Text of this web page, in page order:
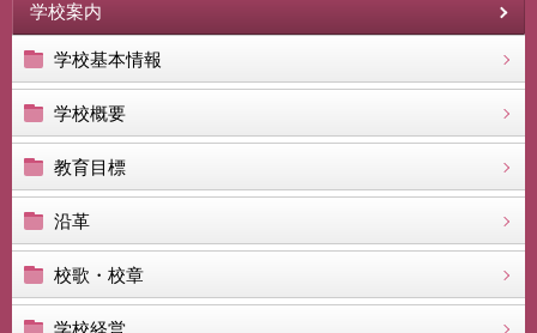
学校案内
学校基本情報
学校概要
教育目標
沿革
校歌・校章
学校経営